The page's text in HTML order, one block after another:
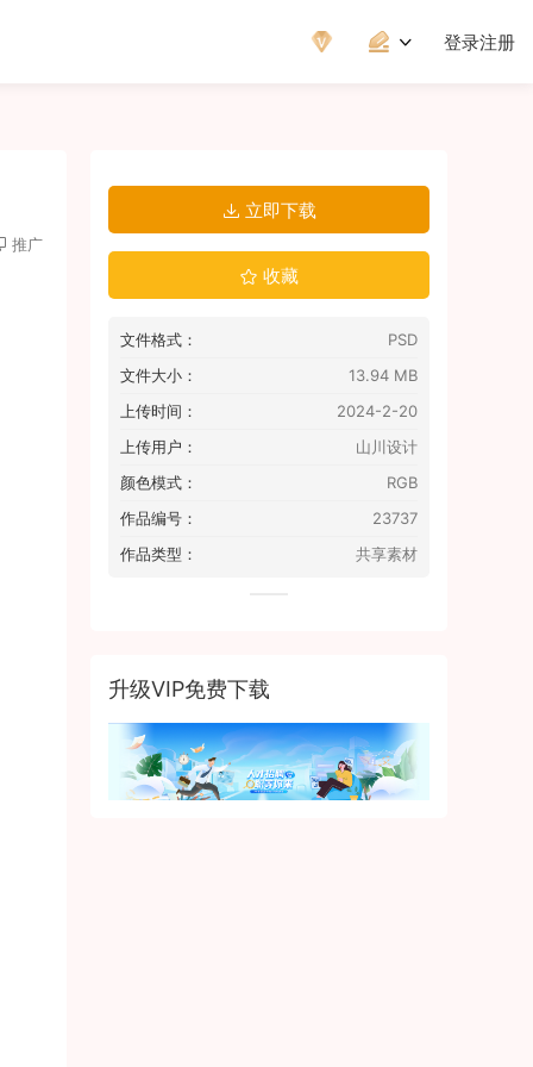
登录注册
推广
立即下载
收藏
文件格式：
PSD
文件大小：
13.94 MB
上传时间：
2024-2-20
上传用户：
山川设计
颜色模式：
RGB
作品编号：
23737
作品类型：
共享素材
升级VIP免费下载